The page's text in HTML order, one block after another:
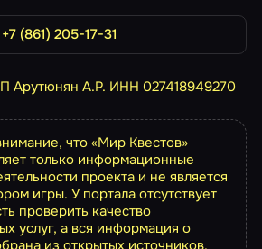
+7 (861) 205-17-31
Арутюнян А.Р. ИНН 027418949270
что «Мир Квестов»
только информационные
проекта и не является
игры. У портала отсутствует
проверить качество
услуг, а вся информация о